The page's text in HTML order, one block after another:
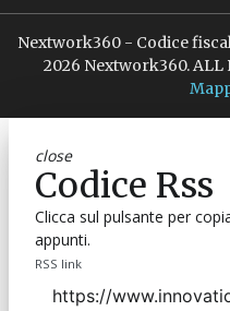
Nextwork360 - Codice
2026 Nextwork360. ALL
close
Codice Rss
Clicca sul pulsante per
appunti.
RSS link